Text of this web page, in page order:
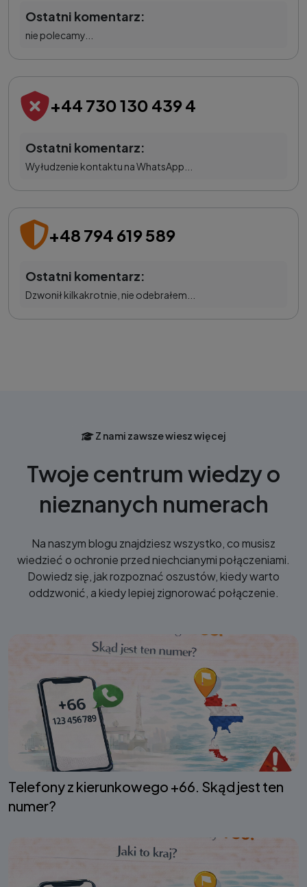
Ostatni komentarz:
nie polecamy...
+44 730 130 439 4
Ostatni komentarz:
Wyłudzenie kontaktu na WhatsApp...
+48 794 619 589
Ostatni komentarz:
Dzwonił kilkakrotnie, nie odebrałem...
Z nami zawsze wiesz więcej
Twoje centrum wiedzy o
nieznanych numerach
Na naszym blogu znajdziesz wszystko, co musisz
wiedzieć o ochronie przed niechcianymi połączeniami.
Dowiedz się, jak rozpoznać oszustów, kiedy warto
oddzwonić, a kiedy lepiej zignorować połączenie.
Telefony z kierunkowego +66. Skąd jest ten
numer?